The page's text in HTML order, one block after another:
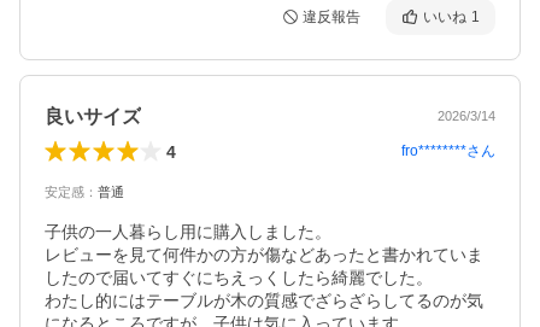
違反報告 いいね 1
良いサイズ 2026/3/14
4 fro********さん
安定感 ： 普通
子供の一人暮らし用に購入しました。
レビューを見て何件かの方が傷などあったと書かれていま
したので届いてすぐにちえっくしたら綺麗でした。
わたし的にはテーブルが木の質感でざらざらしてるのが気